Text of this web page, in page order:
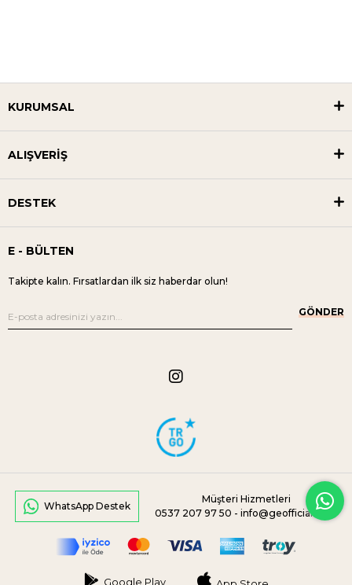
KURUMSAL
ALIŞVERİŞ
DESTEK
E - BÜLTEN
Takipte kalın. Fırsatlardan ilk siz haberdar olun!
GÖNDER
WhatsApp Destek
Müşteri Hizmetleri
0537 207 97 50 -info@geofficial.com
Google Play